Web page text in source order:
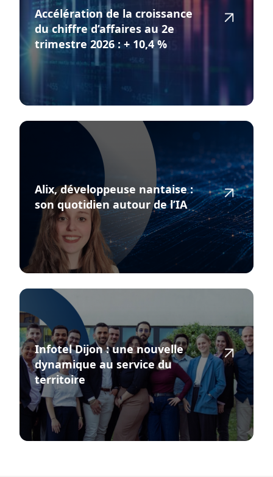
Accélération de la croissance
du chiffre d’affaires au 2e
trimestre 2026 : + 10,4 %
Alix, développeuse nantaise :
son quotidien autour de l’IA
Infotel Dijon : une nouvelle
dynamique au service du
territoire